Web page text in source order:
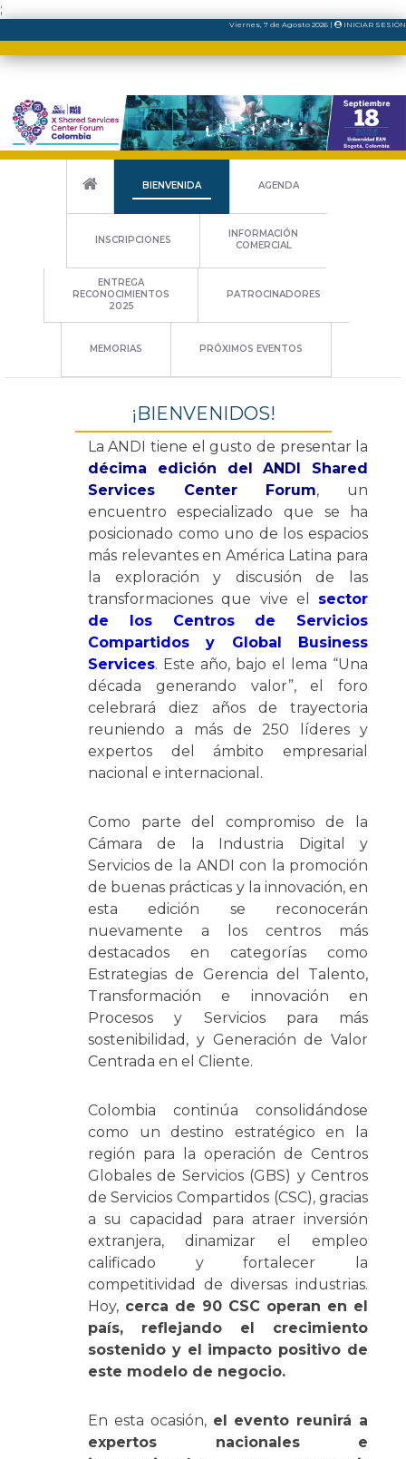
;
Viernes, 7 de Agosto 2026 | INICIAR SESIÓN
BIENVENIDA AGENDA
INSCRIPCIONES
INFORMACIÓN
COMERCIAL
ENTREGA
RECONOCIMIENTOS
2025
PATROCINADORES
MEMORIAS PRÓXIMOS EVENTOS
¡BIENVENIDOS!
La ANDI tiene el gusto de presentar la
décima edición del ANDI Shared
Services Center Forum, un
encuentro especializado que se ha
posicionado como uno de los espacios
más relevantes en América Latina para
la exploración y discusión de las
transformaciones que vive el sector
de los Centros de Servicios
Compartidos y Global Business
Services. Este año, bajo el lema “Una
década generando valor”, el foro
celebrará diez años de trayectoria
reuniendo a más de 250 líderes y
expertos del ámbito empresarial
nacional e internacional.
Como parte del compromiso de la
Cámara de la Industria Digital y
Servicios de la ANDI con la promoción
de buenas prácticas y la innovación, en
esta edición se reconocerán
nuevamente a los centros más
destacados en categorías como
Estrategias de Gerencia del Talento,
Transformación e innovación en
Procesos y Servicios para más
sostenibilidad, y Generación de Valor
Centrada en el Cliente.
Colombia continúa consolidándose
como un destino estratégico en la
región para la operación de Centros
Globales de Servicios (GBS) y Centros
de Servicios Compartidos (CSC), gracias
a su capacidad para atraer inversión
extranjera, dinamizar el empleo
calificado y fortalecer la
competitividad de diversas industrias.
Hoy,cerca de 90 CSC operan en el
país, reflejando el crecimiento
sostenido y el impacto positivo de
este modelo de negocio.
En esta ocasión, el evento reunirá a
expertos nacionales e